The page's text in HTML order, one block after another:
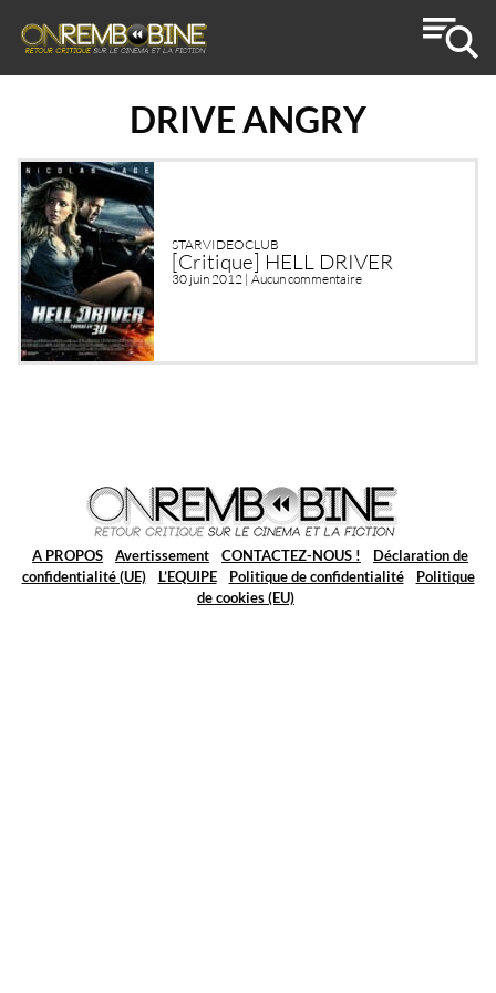
DRIVE ANGRY
STARVIDEOCLUB
[Critique] HELL DRIVER
30 juin 2012 | Aucun commentaire
A PROPOS Avertissement CONTACTEZ-NOUS !
Déclaration de
confidentialité (UE)
L’EQUIPE Politique de confidentialité
Politique
de cookies (EU)